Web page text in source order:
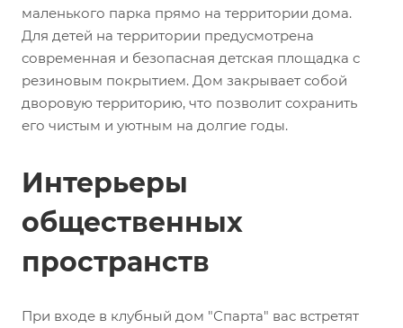
маленького парка прямо на территории дома.
Для детей на территории предусмотрена
современная и безопасная детская площадка с
резиновым покрытием. Дом закрывает собой
дворовую территорию, что позволит сохранить
его чистым и уютным на долгие годы.
Интерьеры
общественных
пространств
При входе в клубный дом "Спарта" вас встретят